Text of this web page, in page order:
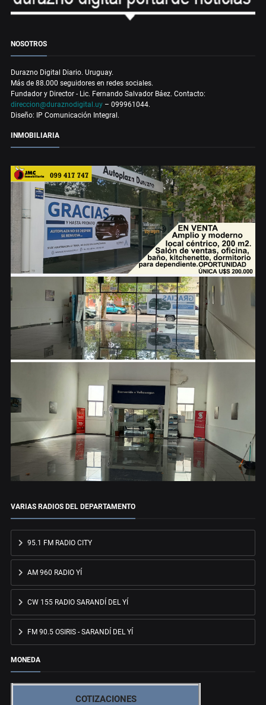
NOSOTROS
Durazno Digital Diario. Uruguay.
Más de 88.000 seguidores en redes sociales.
Fundador y Director - Lic. Fernando Salvador Báez. Contacto:
direccion@duraznodigital.uy – 099961044.
Diseño: IP Comunicación Integral.
INMOBILIARIA
VARIAS RADIOS DEL DEPARTAMENTO
95.1 FM RADIO CITY
AM 960 RADIO YÍ
CW 155 RADIO SARANDÍ DEL YÍ
FM 90.5 OSIRIS - SARANDÍ DEL YÍ
MONEDA
COTIZACIONES